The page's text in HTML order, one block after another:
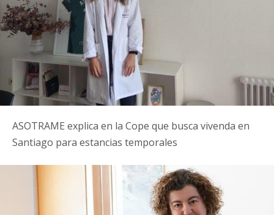
ASOTRAME explica en la Cope que busca vivenda en
Santiago para estancias temporales